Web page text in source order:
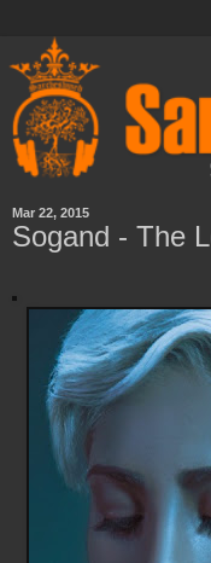
Mar 22, 2015
Sogand - The